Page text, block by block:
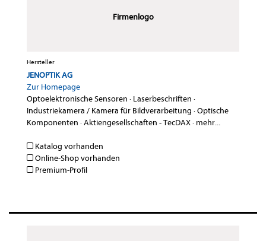
Firmenlogo
Hersteller
JENOPTIK AG
Zur Homepage
Optoelektronische Sensoren · Laserbeschriften ·
Industriekamera / Kamera für Bildverarbeitung ·Optische
Komponenten ·Aktiengesellschaften - TecDAX· mehr...
Katalog vorhanden
Online-Shop vorhanden
Premium-Profil